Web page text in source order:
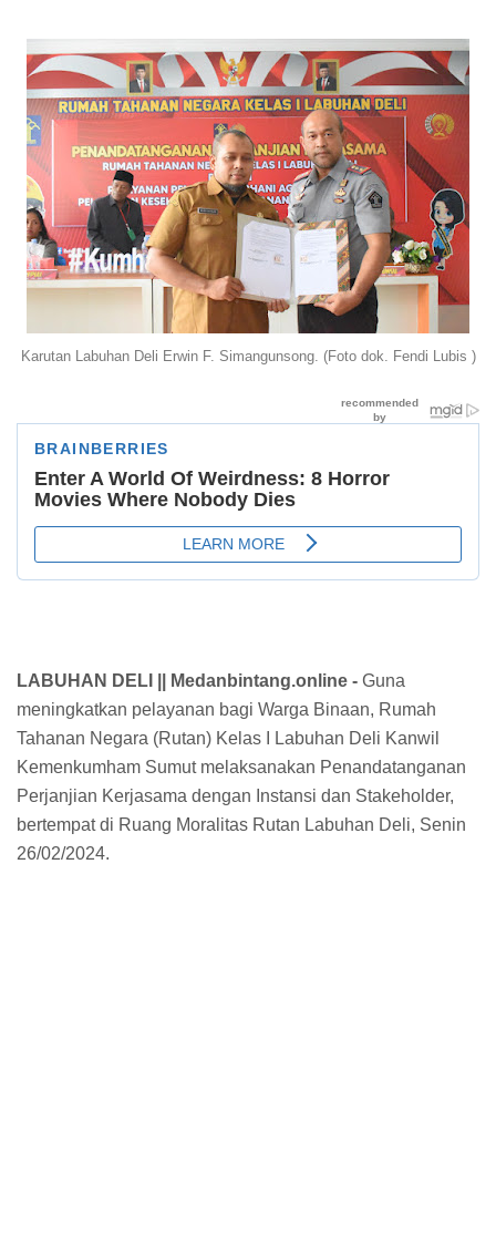
Karutan Labuhan Deli Erwin F. Simangunsong. (Foto dok. Fendi Lubis )
LABUHAN DELI || Medanbintang.online - Guna
meningkatkan pelayanan bagi Warga Binaan, Rumah
Tahanan Negara (Rutan) Kelas I Labuhan Deli Kanwil
Kemenkumham Sumut melaksanakan Penandatanganan
Perjanjian Kerjasama dengan Instansi dan Stakeholder,
bertempat di Ruang Moralitas Rutan Labuhan Deli, Senin
26/02/2024.